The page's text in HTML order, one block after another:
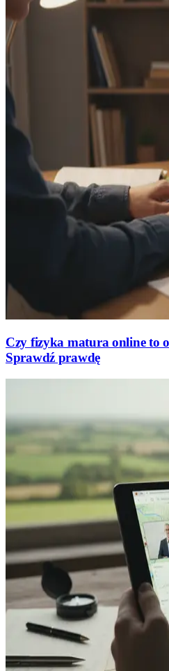
Czy fizyka matura online to
Sprawdź prawdę